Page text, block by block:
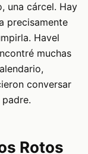
una cárcel. Hay
precisamente
Havel
muchas
conversar
Rotos